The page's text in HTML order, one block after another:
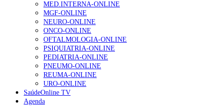
MED.INTERNA-ONLINE
MGF-ONLINE
NEURO-ONLINE
ONCO-ONLINE
OFTALMOLOGIA-ONLINE
PSIQUIATRIA-ONLINE
PEDIATRIA-ONLINE
PNEUMO-ONLINE
REUMA-ONLINE
URO-ONLINE
SaúdeOnline TV
Agenda